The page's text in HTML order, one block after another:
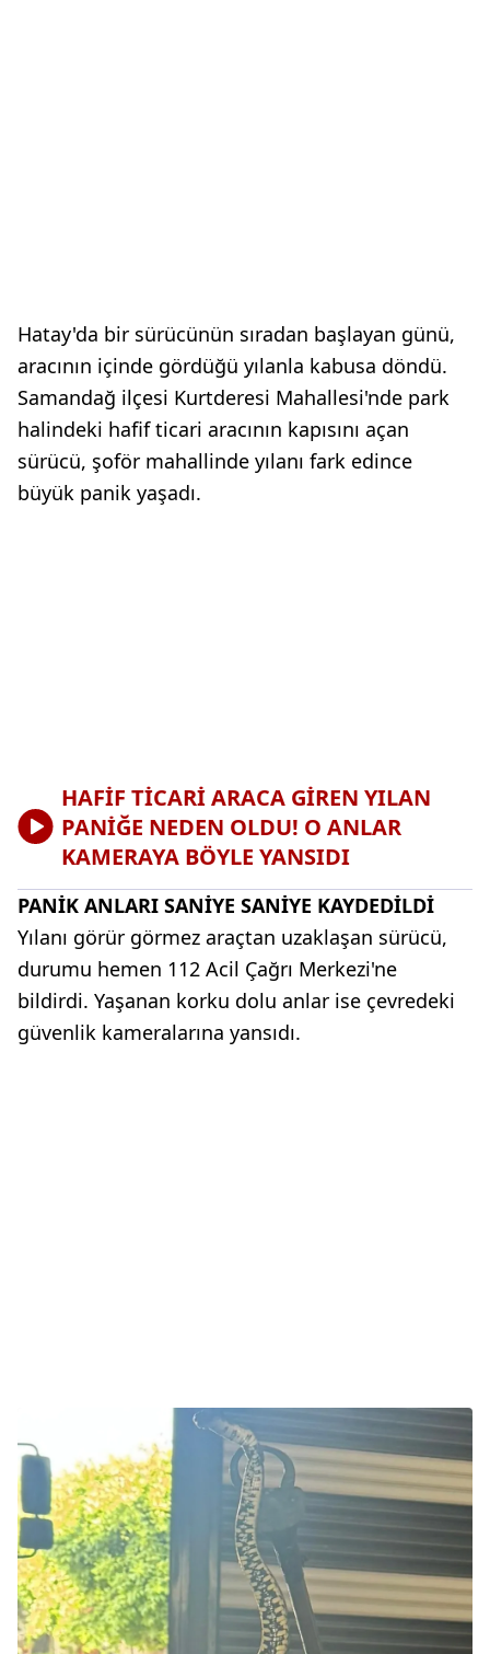
Hatay'da bir sürücünün sıradan başlayan günü,
aracının içinde gördüğü yılanla kabusa döndü.
Samandağ ilçesi Kurtderesi Mahallesi'nde park
halindeki hafif ticari aracının kapısını açan
sürücü, şoför mahallinde yılanı fark edince
büyük panik yaşadı.
HAFİF TİCARİ ARACA GİREN YILAN
PANİĞE NEDEN OLDU! O ANLAR
KAMERAYA BÖYLE YANSIDI
PANİK ANLARI SANİYE SANİYE KAYDEDİLDİ
Yılanı görür görmez araçtan uzaklaşan sürücü,
durumu hemen 112 Acil Çağrı Merkezi'ne
bildirdi. Yaşanan korku dolu anlar ise çevredeki
güvenlik kameralarına yansıdı.